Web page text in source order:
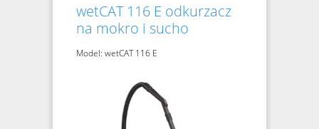
wetCAT 116 E odkurzacz
na mokro i sucho
Model: wetCAT 116 E